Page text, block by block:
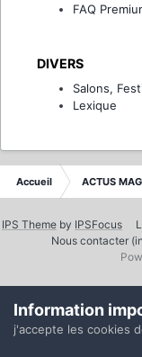
FAQ
DIVERS
Salons,
Lexique
Accueil ACTUS
IPS Theme by IPSFocus
Nous contacter
Information
j'accepte les cookies